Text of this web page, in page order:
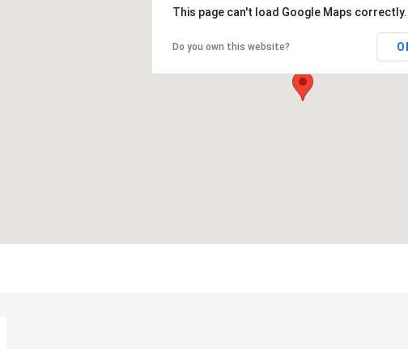
This page can't load Google Maps correctly.
Do you own this website?